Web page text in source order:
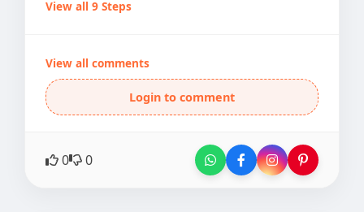
View all 9 Steps
View all comments
Login to comment
0 0